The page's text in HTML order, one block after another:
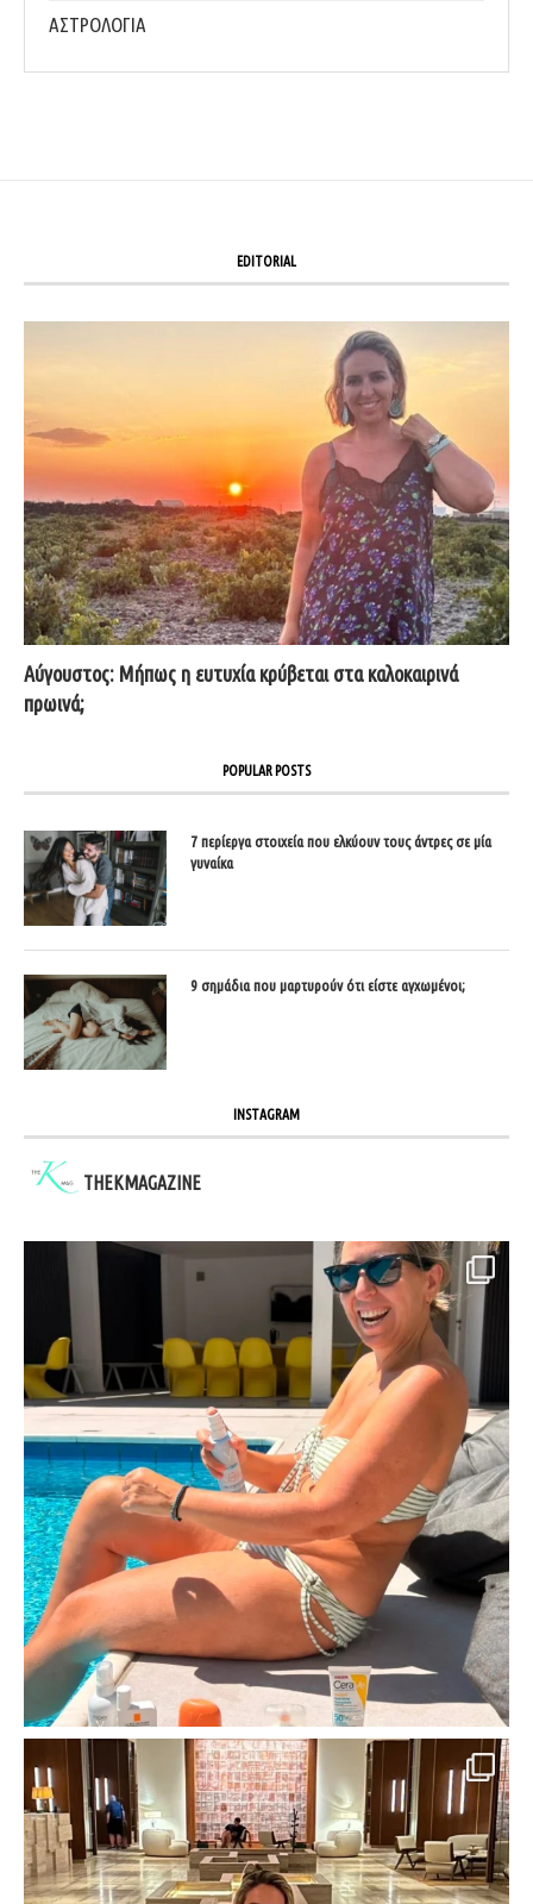
ΑΣΤΡΟΛΟΓΙΑ
EDITORIAL
Αύγουστος: Μήπως η ευτυχία κρύβεται στα καλοκαιρινά
πρωινά;
POPULAR POSTS
7 περίεργα στοιχεία που ελκύουν τους άντρες σε μία
γυναίκα
9 σημάδια που μαρτυρούν ότι είστε αγχωμένοι;
INSTAGRAM
THEKMAGAZINE